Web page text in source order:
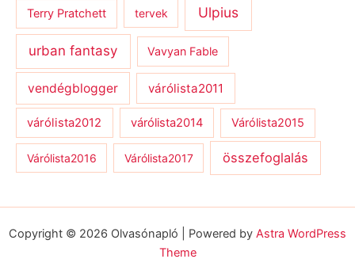
Terry Pratchett tervek Ulpius
urban fantasy Vavyan Fable
vendégblogger várólista2011
várólista2012 várólista2014 Várólista2015
Várólista2016 Várólista2017 összefoglalás
Copyright © 2026 Olvasónapló | Powered by Astra WordPress
Theme